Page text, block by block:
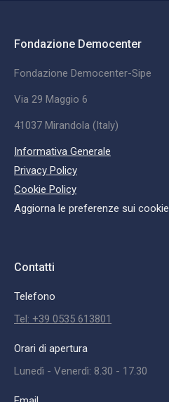
Fondazione Democenter
Fondazione Democenter-Sipe
Via 29 Maggio 6
41037 Mirandola (Italy)
Informativa Generale
Privacy Policy
Cookie Policy
Aggiorna le preferenze sui cookie
Contatti
Telefono
Tel: +39 0535 613801
Orari di apertura
Lunedì - Venerdì: 8.30 - 17.30